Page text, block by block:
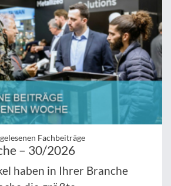
Fachbeiträge
– 30/2026
haben in Ihrer Branche